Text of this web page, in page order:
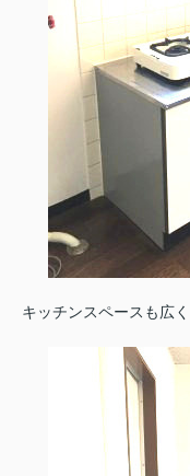
キッチンスペースも広